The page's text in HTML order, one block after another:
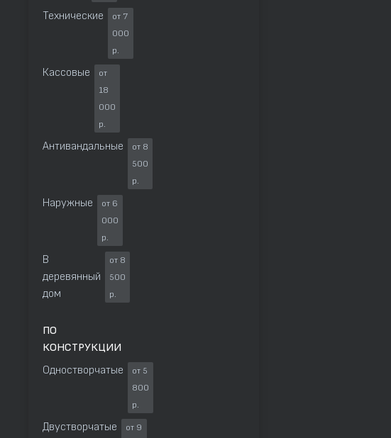
Технические
от 7
000
р.
Кассовые
от
18
000
р.
Антивандальные
от 8
500
р.
Наружные
от 6
000
р.
В
деревянный
дом
от 8
500
р.
ПО
КОНСТРУКЦИИ
Одностворчатые
от 5
800
р.
Двустворчатые
от 9